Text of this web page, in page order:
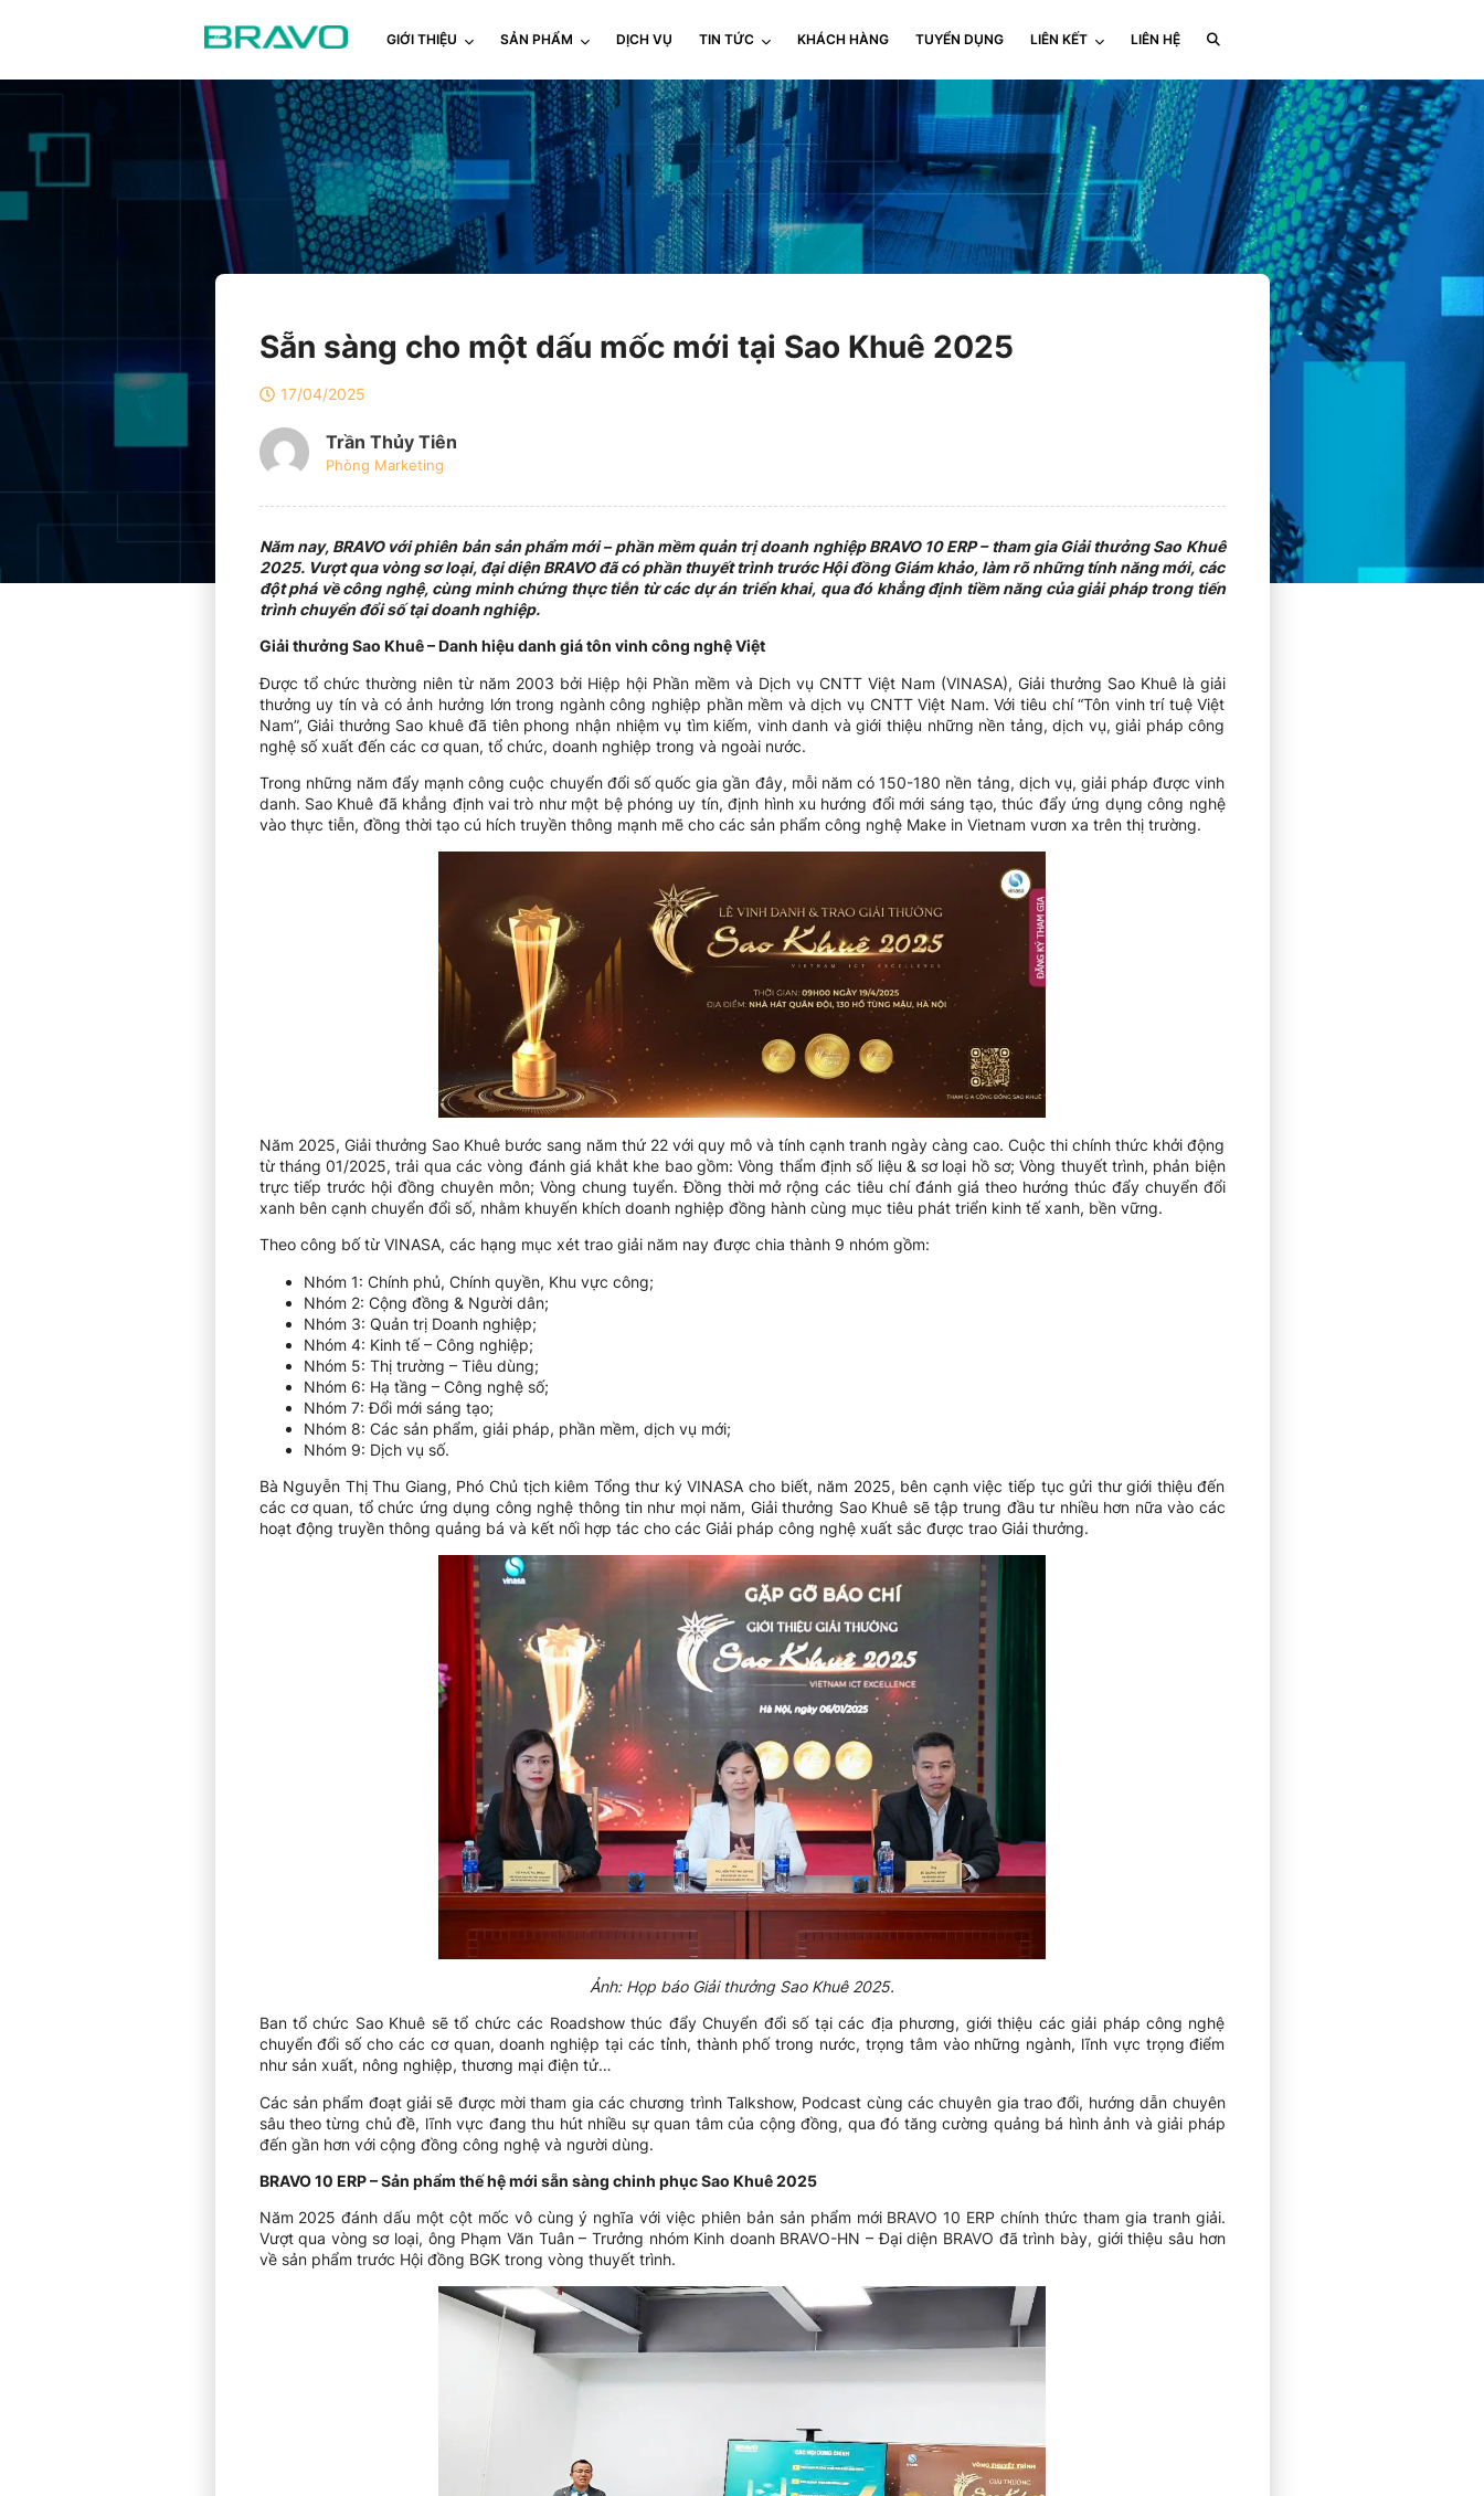
GIỚI THIỆU SẢN PHẨM DỊCH VỤ TIN TỨC KHÁCH HÀNG TUYỂN DỤNG LIÊN KẾT LIÊN HỆ
Sẵn sàng cho một dấu mốc mới tại Sao Khuê 2025
17/04/2025
Trần Thủy Tiên
Phòng Marketing
Năm nay, BRAVO với phiên bản sản phẩm mới – phần mềm quản trị doanh nghiệp BRAVO 10 ERP – tham gia Giải thưởng Sao Khuê
2025. Vượt qua vòng sơ loại, đại diện BRAVO đã có phần thuyết trình trước Hội đồng Giám khảo, làm rõ những tính năng mới, các
đột phá về công nghệ, cùng minh chứng thực tiễn từ các dự án triển khai, qua đó khẳng định tiềm năng của giải pháp trong tiến
trình chuyển đổi số tại doanh nghiệp.
Giải thưởng Sao Khuê – Danh hiệu danh giá tôn vinh công nghệ Việt
Được tổ chức thường niên từ năm 2003 bởi Hiệp hội Phần mềm và Dịch vụ CNTT Việt Nam (VINASA), Giải thưởng Sao Khuê là giải
thưởng uy tín và có ảnh hưởng lớn trong ngành công nghiệp phần mềm và dịch vụ CNTT Việt Nam. Với tiêu chí “Tôn vinh trí tuệ Việt
Nam”, Giải thưởng Sao khuê đã tiên phong nhận nhiệm vụ tìm kiếm, vinh danh và giới thiệu những nền tảng, dịch vụ, giải pháp công
nghệ số xuất đến các cơ quan, tổ chức, doanh nghiệp trong và ngoài nước.
Trong những năm đẩy mạnh công cuộc chuyển đổi số quốc gia gần đây, mỗi năm có 150-180 nền tảng, dịch vụ, giải pháp được vinh
danh. Sao Khuê đã khẳng định vai trò như một bệ phóng uy tín, định hình xu hướng đổi mới sáng tạo, thúc đẩy ứng dụng công nghệ
vào thực tiễn, đồng thời tạo cú hích truyền thông mạnh mẽ cho các sản phẩm công nghệ Make in Vietnam vươn xa trên thị trường.
Năm 2025, Giải thưởng Sao Khuê bước sang năm thứ 22 với quy mô và tính cạnh tranh ngày càng cao. Cuộc thi chính thức khởi động
từ tháng 01/2025, trải qua các vòng đánh giá khắt khe bao gồm: Vòng thẩm định số liệu & sơ loại hồ sơ; Vòng thuyết trình, phản biện
trực tiếp trước hội đồng chuyên môn; Vòng chung tuyển. Đồng thời mở rộng các tiêu chí đánh giá theo hướng thúc đẩy chuyển đổi
xanh bên cạnh chuyển đổi số, nhằm khuyến khích doanh nghiệp đồng hành cùng mục tiêu phát triển kinh tế xanh, bền vững.
Theo công bố từ VINASA, các hạng mục xét trao giải năm nay được chia thành 9 nhóm gồm:
Nhóm 1: Chính phủ, Chính quyền, Khu vực công;
Nhóm 2: Cộng đồng & Người dân;
Nhóm 3: Quản trị Doanh nghiệp;
Nhóm 4: Kinh tế – Công nghiệp;
Nhóm 5: Thị trường – Tiêu dùng;
Nhóm 6: Hạ tầng – Công nghệ số;
Nhóm 7: Đổi mới sáng tạo;
Nhóm 8: Các sản phẩm, giải pháp, phần mềm, dịch vụ mới;
Nhóm 9: Dịch vụ số.
Bà Nguyễn Thị Thu Giang, Phó Chủ tịch kiêm Tổng thư ký VINASA cho biết, năm 2025, bên cạnh việc tiếp tục gửi thư giới thiệu đến
các cơ quan, tổ chức ứng dụng công nghệ thông tin như mọi năm, Giải thưởng Sao Khuê sẽ tập trung đầu tư nhiều hơn nữa vào các
hoạt động truyền thông quảng bá và kết nối hợp tác cho các Giải pháp công nghệ xuất sắc được trao Giải thưởng.
Ảnh: Họp báo Giải thưởng Sao Khuê 2025.
Ban tổ chức Sao Khuê sẽ tổ chức các Roadshow thúc đẩy Chuyển đổi số tại các địa phương, giới thiệu các giải pháp công nghệ
chuyển đổi số cho các cơ quan, doanh nghiệp tại các tỉnh, thành phố trong nước, trọng tâm vào những ngành, lĩnh vực trọng điểm
như sản xuất, nông nghiệp, thương mại điện tử…
Các sản phẩm đoạt giải sẽ được mời tham gia các chương trình Talkshow, Podcast cùng các chuyên gia trao đổi, hướng dẫn chuyên
sâu theo từng chủ đề, lĩnh vực đang thu hút nhiều sự quan tâm của cộng đồng, qua đó tăng cường quảng bá hình ảnh và giải pháp
đến gần hơn với cộng đồng công nghệ và người dùng.
BRAVO 10 ERP – Sản phẩm thế hệ mới sẵn sàng chinh phục Sao Khuê 2025
Năm 2025 đánh dấu một cột mốc vô cùng ý nghĩa với việc phiên bản sản phẩm mới BRAVO 10 ERP chính thức tham gia tranh giải.
Vượt qua vòng sơ loại, ông Phạm Văn Tuân – Trưởng nhóm Kinh doanh BRAVO-HN – Đại diện BRAVO đã trình bày, giới thiệu sâu hơn
về sản phẩm trước Hội đồng BGK trong vòng thuyết trình.